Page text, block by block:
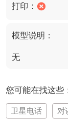
打印：
模型说明：
无
您可能在找这些
卫星电话 对